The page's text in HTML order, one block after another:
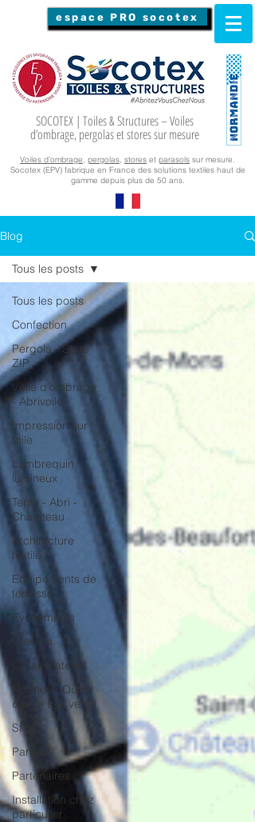
espace PRO socotex
SOCOTEX | Toiles & Structures – Voiles
d’ombrage, pergolas et stores sur mesure
Voiles d’ombrage, pergolas, stores et parasols sur mesure.
Socotex (EPV) fabrique en France des solutions textiles haut de
gamme depuis plus de 50 ans.
Blog
Tous les posts
Confection
Pergola - Store
ZIP
Voile d'ombrage
- Abrivoile
Impression sur
toile
Lambrequin
lumineux
Tente - Abri -
Chapiteau
Architecture
textile
Equipements de
terrasse
Evénements
Presses
Collaborateurs
Normes - Outils
d'aide à la vente
Store
Parasol
Partenaires
Installation chez
particulier
Tous les posts